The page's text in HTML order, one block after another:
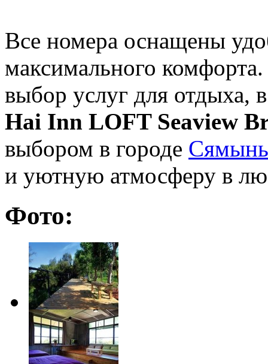
Все номера оснащены
максимального
выбор услуг для отдыха,
Hai Inn LOFT Seaview
выбором в городе Сямынь
и уютную атмосферу в
Фото: